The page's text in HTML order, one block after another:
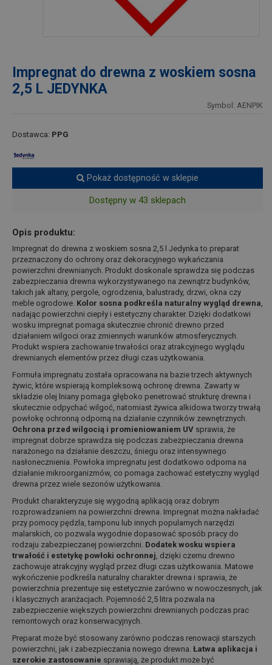
Impregnat do drewna z woskiem sosna
2,5 L JEDYNKA
Symbol: AENPIK
Dostawca: PPG
Pokaż dostępność w sklepie
Dostępny w 43 sklepach
Opis produktu:
Impregnat do drewna z woskiem sosna 2,5 l Jedynka to preparat
przeznaczony do ochrony oraz dekoracyjnego wykańczania
powierzchni drewnianych. Produkt doskonale sprawdza się podczas
zabezpieczania drewna wykorzystywanego na zewnątrz budynków,
takich jak altany, pergole, ogrodzenia, balustrady, drzwi, okna czy
meble ogrodowe. Kolor sosna podkreśla naturalny wygląd drewna
nadając powierzchni ciepły i estetyczny charakter. Dzięki dodatkowi
wosku impregnat pomaga skutecznie chronić drewno przed
działaniem wilgoci oraz zmiennych warunków atmosferycznych.
Produkt wspiera zachowanie trwałości oraz atrakcyjnego wyglądu
drewnianych elementów przez długi czas użytkowania.
Formuła impregnatu została opracowana na bazie trzech aktywnych
żywic, które wspierają kompleksową ochronę drewna. Zawarty w
składzie olej lniany pomaga głęboko penetrować strukturę drewna i
skutecznie odpychać wilgoć, natomiast żywica alkidowa tworzy trwałą
powłokę ochronną odporną na działanie czynników zewnętrznych.
Ochrona przed wilgocią i promieniowaniem UV sprawia, że
impregnat dobrze sprawdza się podczas zabezpieczania drewna
narażonego na działanie deszczu, śniegu oraz intensywnego
nasłonecznienia. Powłoka impregnatu jest dodatkowo odporna na
działanie mikroorganizmów, co pomaga zachować estetyczny wygląd
drewna przez wiele sezonów użytkowania.
Produkt charakteryzuje się wygodną aplikacją oraz dobrym
rozprowadzaniem na powierzchni drewna. Impregnat można nakładać
przy pomocy pędzla, tamponu lub innych popularnych narzędzi
malarskich, co pozwala wygodnie dopasować sposób pracy do
rodzaju zabezpieczanej powierzchni. Dodatek wosku wspiera
trwałość i estetykę powłoki ochronnej , dzięki czemu drewno
zachowuje atrakcyjny wygląd przez długi czas użytkowania. Matowe
wykończenie podkreśla naturalny charakter drewna i sprawia, że
powierzchnia prezentuje się estetycznie zarówno w nowoczesnych, jak
i klasycznych aranżacjach. Pojemność 2,5 litra pozwala na
zabezpieczenie większych powierzchni drewnianych podczas prac
remontowych oraz konserwacyjnych.
Preparat może być stosowany zarówno podczas renowacji starszych
powierzchni, jak i zabezpieczania nowego drewna. Łatwa aplikacja i
szerokie zastosowanie sprawiają, że produkt może być